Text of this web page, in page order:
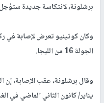
برشلونة، لانتكاسة جديدة
وكان كوتينيو تعرض لإصابة في
الجولة 16 من الليجا.
يناير/ كانون الثاني الماضي في